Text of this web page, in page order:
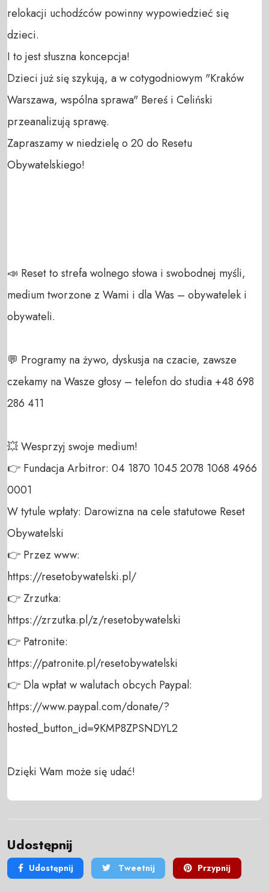
relokacji uchodźców powinny wypowiedzieć się
dzieci.
I to jest słuszna koncepcja!
Dzieci już się szykują, a w cotygodniowym "Kraków
Warszawa, wspólna sprawa" Bereś i Celiński
przeanalizują sprawę.
Zapraszamy w niedzielę o 20 do Resetu
Obywatelskiego!
📣 Reset to strefa wolnego słowa i swobodnej myśli,
medium tworzone z Wami i dla Was – obywatelek i
obywateli.
💬 Programy na żywo, dyskusja na czacie, zawsze
czekamy na Wasze głosy – telefon do studia +48 698
286 411
💥 Wesprzyj swoje medium!
👉 Fundacja Arbitror: 04 1870 1045 2078 1068 4966
0001
W tytule wpłaty: Darowizna na cele statutowe Reset
Obywatelski
👉 Przez www:
https://resetobywatelski.pl/
👉 Zrzutka:
https://zrzutka.pl/z/resetobywatelski
👉 Patronite:
https://patronite.pl/resetobywatelski
👉 Dla wpłat w walutach obcych Paypal:
https://www.paypal.com/donate/?
hosted_button_id=9KMP8ZPSNDYL2
Dzięki Wam może się udać!
Udostępnij
Udostępnij Tweetnij Przypnij